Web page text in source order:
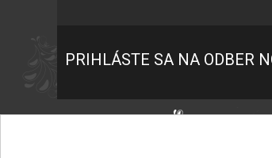
PRIHLÁSTE SA NA ODBER